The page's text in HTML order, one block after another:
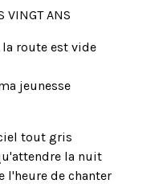
VINGT ANS
route est vide
jeunesse
tout gris
la nuit
l'heure de chanter